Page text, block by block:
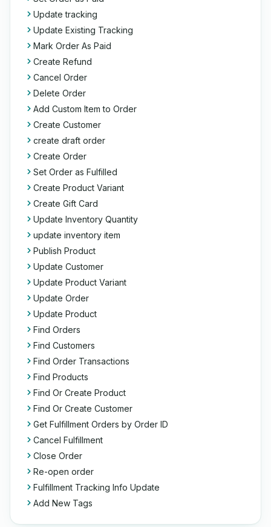
Update tracking
Update Existing Tracking
Mark Order As Paid
Create Refund
Cancel Order
Delete Order
Add Custom Item to Order
Create Customer
create draft order
Create Order
Set Order as Fulfilled
Create Product Variant
Create Gift Card
Update Inventory Quantity
update inventory item
Publish Product
Update Customer
Update Product Variant
Update Order
Update Product
Find Orders
Find Customers
Find Order Transactions
Find Products
Find Or Create Product
Find Or Create Customer
Get Fulfillment Orders by Order ID
Cancel Fulfillment
Close Order
Re-open order
Fulfillment Tracking Info Update
Add New Tags